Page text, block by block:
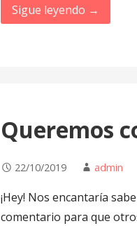
Sigue leyendo →
Queremos
22/10/2019 admin
¡Hey! Nos encantaría
comentario para que